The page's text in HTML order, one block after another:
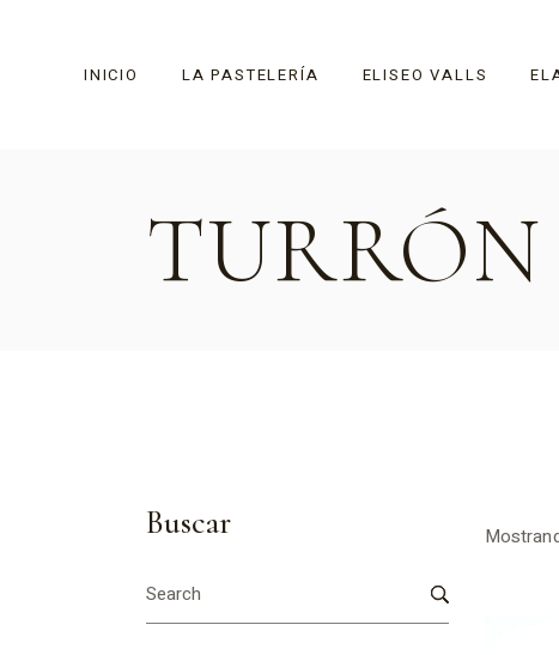
INICIO LA PASTELERÍA
Historia
ELISEO VALLS
Buscar
for: